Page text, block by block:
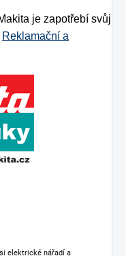
je zapotřebí svůj
Reklamační a
elektrické nářadí a